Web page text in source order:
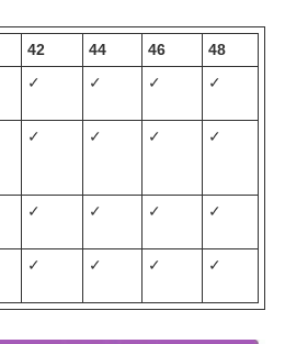
42 44 46
48
✓ ✓ ✓ ✓
✓ ✓ ✓ ✓
✓ ✓ ✓ ✓
✓ ✓ ✓ ✓